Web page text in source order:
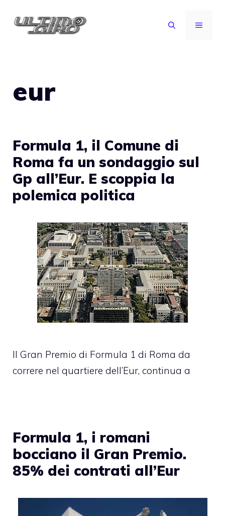
MENU
eur
Formula 1, il Comune di
Roma fa un sondaggio sul
Gp all’Eur. E scoppia la
polemica politica
Il Gran Premio di Formula 1 di Roma da
correre nel quartiere dell’Eur, continua a
Formula 1, i romani
bocciano il Gran Premio.
85% dei contrati all’Eur